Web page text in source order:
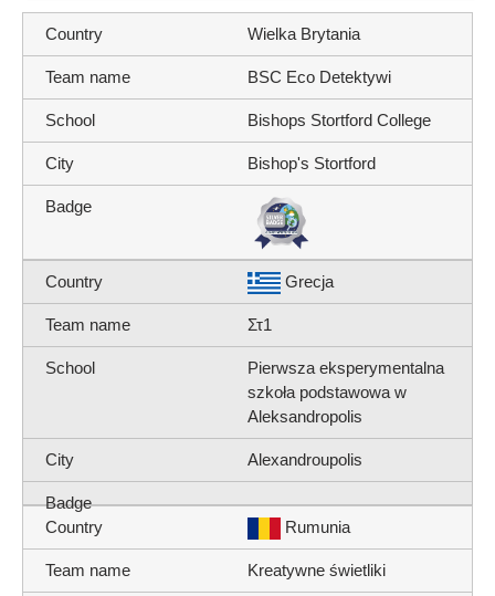
Wielka Brytania
BSC Eco Detektywi
Bishops Stortford College
Bishop's Stortford
Grecja
Στ1
Pierwsza eksperymentalna
szkoła podstawowa w
Aleksandropolis
Alexandroupolis
Rumunia
Kreatywne świetliki